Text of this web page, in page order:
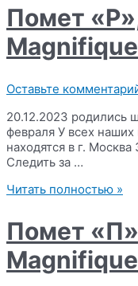
MCGregor
x
Magnifique
Meute
Помет
Оставьте
20.12.2023 родились
февраля У всех
находятся в г.
Следить за …
Помет
20.12.2023,
Simonaland
Optimum
Credo
Читать полностью »
Помет